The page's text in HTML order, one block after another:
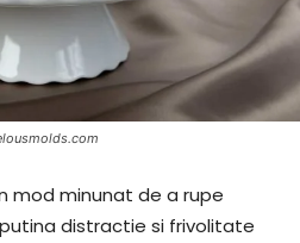
mod minunat de a rupe
distractie si frivolitate